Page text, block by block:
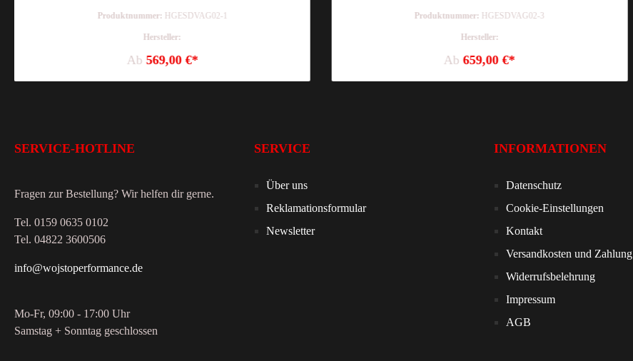
Produktnummer: HGESDVAG02-1
Hersteller:
Ab 569,00 €*
Produktnummer: HGESDVAG02-3
Hersteller:
Ab659,00 €*
SERVICE-HOTLINE
Fragen zur Bestellung? Wir helfen dir gerne.
Tel. 0159 0635 0102
Tel. 04822 3600506
info@wojstoperformance.de
Mo-Fr, 09:00 - 17:00 Uhr
Samstag + Sonntag geschlossen
SERVICE
Über uns
Reklamationsformular
Newsletter
INFORMATIONEN
Datenschutz
Cookie-Einstellungen
Kontakt
Versandkosten und Zahlung
Widerrufsbelehrung
Impressum
AGB